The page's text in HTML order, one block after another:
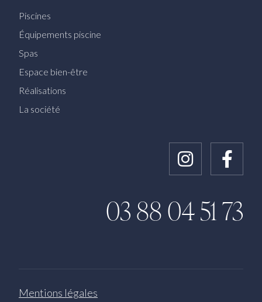
Piscines
Équipements piscine
Spas
Espace bien-être
Réalisations
La société
Instagram
03 88 04 51 73
Mentions légales